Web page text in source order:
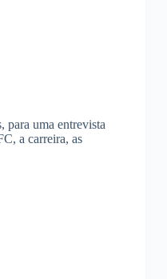
para uma entrevista
a carreira, as